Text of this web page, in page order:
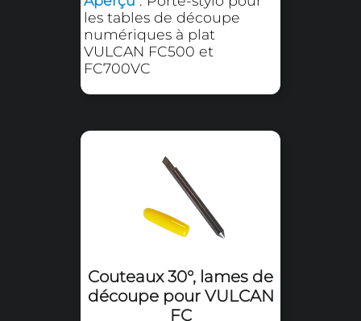
À partir de
Aperçu: Porte-lame pour
les tables de découpe
numériques à plat
FC700VC